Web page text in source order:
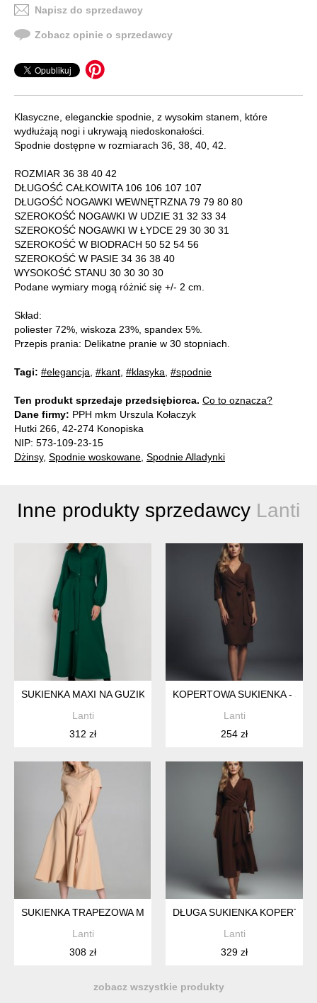
Napisz do sprzedawcy
Zobacz opinie o sprzedawcy
Klasyczne, eleganckie spodnie, z wysokim stanem, które
wydłużają nogi i ukrywają niedoskonałości.
Spodnie dostępne w rozmiarach 36, 38, 40, 42.
ROZMIAR 36 38 40 42
DŁUGOŚĆ CAŁKOWITA 106 106 107 107
DŁUGOŚĆ NOGAWKI WEWNĘTRZNA 79 79 80 80
SZEROKOŚĆ NOGAWKI W UDZIE 31 32 33 34
SZEROKOŚĆ NOGAWKI W ŁYDCE 29 30 30 31
SZEROKOŚĆ W BIODRACH 50 52 54 56
SZEROKOŚĆ W PASIE 34 36 38 40
WYSOKOŚĆ STANU 30 30 30 30
Podane wymiary mogą różnić się +/- 2 cm.
Skład:
poliester 72%, wiskoza 23%, spandex 5%.
Przepis prania: Delikatne pranie w 30 stopniach.
Tagi: #elegancja #kant #klasyka #spodnie
Ten produkt sprzedaje przedsiębiorca. Co to oznacza?
Dane firmy: PPH mkm Urszula Kołaczyk
Hutki 266, 42-274 Konopiska
NIP: 573-109-23-15
Dżinsy, Spodnie woskowane Spodnie Alladynki
Inne produkty sprzedawcy Lanti
SUKIENKA MAXI NA GUZIKI, Z KOŁNIERZYKIEM - SUK204
Lanti
312 zł
KOPERTOWA SUKIENKA -
Lanti
254 zł
SUKIENKA TRAPEZOWA MIDI, SUK181 BEŻOWY
Lanti
308 zł
DŁUGA SUKIENKA
Lanti
329 zł
zobacz wszystkie produkty